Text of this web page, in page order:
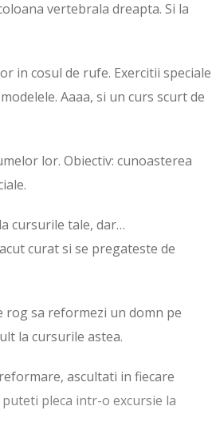
vertebrala dreapta. Si la
in cosul de rufe. Exercitii speciale
Aaaa, si un curs scurt de
lor. Obiectiv: cunoasterea
cursurile tale, dar…
curat si se pregateste de
rog sa reformezi un domn pe
la cursurile astea.
ascultati in fiecare
pleca intr-o excursie la